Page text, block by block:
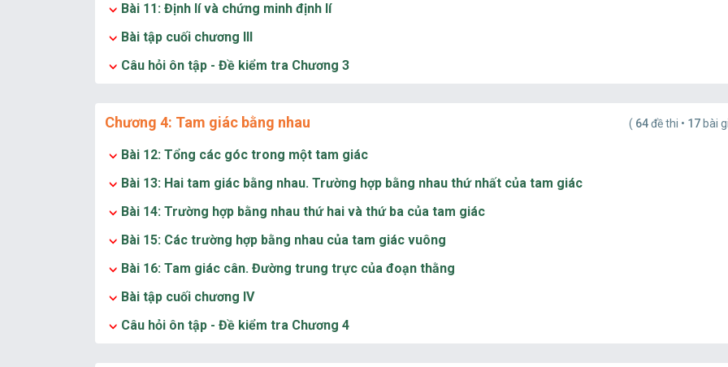
Bài 11: Định lí và chứng minh định lí
Bài tập cuối chương III
Câu hỏi ôn tập - Đề kiểm tra Chương 3
Chương 4: Tam giác bằng nhau ( 64đề thi • 17 bài
Bài 12: Tổng các góc trong một tam giác
Bài 13: Hai tam giác bằng nhau. Trường hợp bằng nhau thứ nhất của tam giác
Bài 14: Trường hợp bằng nhau thứ hai và thứ ba của tam giác
Bài 15: Các trường hợp bằng nhau của tam giác vuông
Bài 16: Tam giác cân. Đường trung trực của đoạn thằng
Bài tập cuối chương IV
Câu hỏi ôn tập - Đề kiểm tra Chương 4